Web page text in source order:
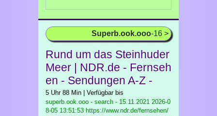
Superb.ook.ooo-16 >
Rund um das Steinhuder
Meer | NDR.de - Fernseh
en - Sendungen A-Z -
5 Uhr 88 Min | Verfügbar bis
superb.ook.ooo - search - 15.11.2021 2026-0
8-05 13:51:53 https://www.ndr.de/fernsehen/